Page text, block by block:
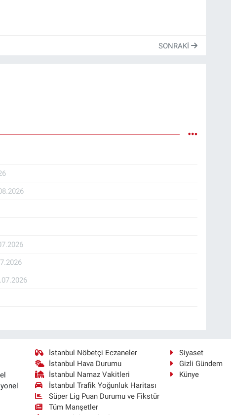
SONRAKI
İstanbul Nöbetçi Eczaneler
İstanbul Hava Durumu
İstanbul Namaz Vakitleri
İstanbul Trafik Yoğunluk Haritası
Süper Lig Puan Durumu ve Fikstür
Tüm Manşetler
Siyaset
Gizli Gündem
Künye